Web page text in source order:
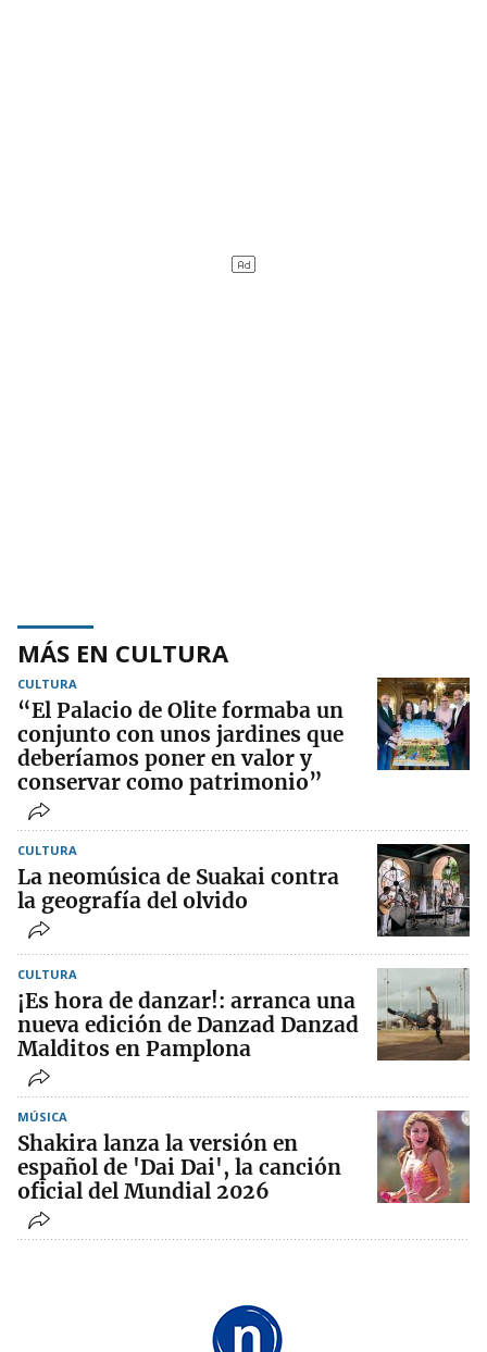
MÁS EN CULTURA
CULTURA
“El Palacio de Olite formaba un
conjunto con unos jardines que
deberíamos poner en valor y
conservar como patrimonio”
CULTURA
La neomúsica de Suakai contra
la geografía del olvido
CULTURA
¡Es hora de danzar!: arranca una
nueva edición de Danzad Danzad
Malditos en Pamplona
MÚSICA
Shakira lanza la versión en
español de 'Dai Dai', la canción
oficial del Mundial 2026